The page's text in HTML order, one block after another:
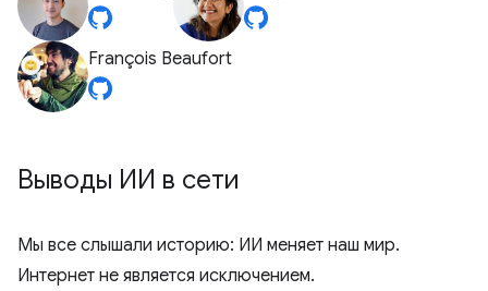
François Beaufort
Выводы ИИ в сети
Мы все слышали историю: ИИ меняет наш мир.
Интернет не является исключением.